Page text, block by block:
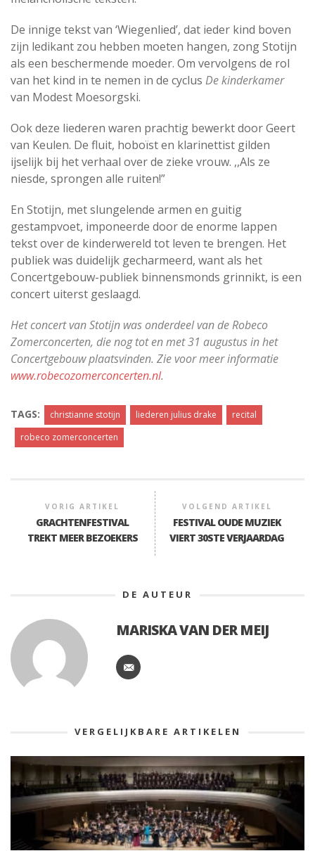
De innige tekst van ‘Wiegenlied’, dat ieder kind boven
zijn ledikant zou hebben moeten hangen, zong Stotijn
als een beschermende moeder. Om vervolgens de rol
van het kind in te nemen in de cyclus De kinderkamer
van Modest Moesorgski.
Ook deze liederen waren prachtig bewerkt door Geert
van Keulen. De fluit, hoboïst en klarinettist gilden
ijselijk bij het verhaal over de zieke vrouw. ,,Als ze
niesde, sprongen alle ruiten!”
En Stotijn, met slungelende armen en guitig
gestampvoet, imponeerde door de enorme lappen
tekst over de kinderwereld tot leven te brengen. Het
publiek was duidelijk gecharmeerd, want als het
Concertgebouw-publiek binnensmonds grinnikt, is een
concert uiterst geslaagd.
Het concert van Stotijn was onderdeel van de Robeco
Zomerconcerten, die nog tot en met 31 augustus in het
Concertgebouw plaatsvinden. Zie voor meer informatie
www.robecozomerconcerten.nl.
TAGS: christianne stotijn liederen julius drake
recital
robeco zomerconcerten
VORIG ARTIKEL
GRACHTENFESTIVAL
TREKT MEER BEZOEKERS
VOLGEND ARTIKEL
FESTIVAL OUDE MUZIEK
VIERT 30STE VERJAARDAG
DE AUTEUR
MARISKA VAN DER MEIJ
VERGELIJKBARE ARTIKELEN